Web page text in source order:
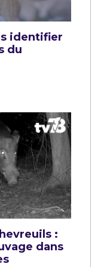
identifier
du
:
dans